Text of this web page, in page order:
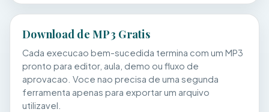
Download de MP3 Gratis
Cada execucao bem-sucedida termina com um MP3
pronto para editor, aula, demo ou fluxo de
aprovacao. Voce nao precisa de uma segunda
ferramenta apenas para exportar um arquivo
utilizavel.